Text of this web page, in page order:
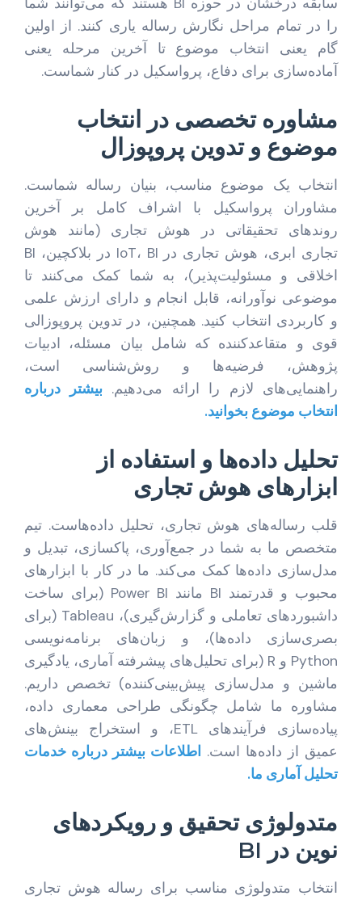
را در تمام مراحل نگارش رساله یاری کنند. از اولین
گام یعنی انتخاب موضوع تا آخرین مرحله یعنی
آماده‌سازی برای دفاع، پرواسکیل در کنار شماست.
مشاوره تخصصی در انتخاب
موضوع و تدوین پروپوزال
انتخاب یک موضوع مناسب، بنیان رساله شماست.
مشاوران پرواسکیل با اشراف کامل بر آخرین
روندهای تحقیقاتی در هوش تجاری (مانند هوش
تجاری ابری، هوش تجاری در IoT، BI در بلاکچین، BI
اخلاقی و مسئولیت‌پذیر)، به شما کمک می‌کنند تا
موضوعی نوآورانه، قابل انجام و دارای ارزش علمی
و کاربردی انتخاب کنید. همچنین، در تدوین پروپوزالی
قوی و متقاعدکننده که شامل بیان مسئله، ادبیات
پژوهش، فرضیه‌ها و روش‌شناسی است،
راهنمایی‌های لازم را ارائه می‌دهیم.بیشتر درباره
انتخاب موضوع بخوانید.
تحلیل داده‌ها و استفاده از
ابزارهای هوش تجاری
قلب رساله‌های هوش تجاری، تحلیل داده‌هاست. تیم
متخصص ما به شما در جمع‌آوری، پاکسازی، تبدیل و
مدل‌سازی داده‌ها کمک می‌کند. ما در کار با ابزارهای
محبوب و قدرتمند BI مانند Power BI (برای ساخت
داشبوردهای تعاملی و گزارش‌گیری)، Tableau (برای
بصری‌سازی داده‌ها)، و زبان‌های برنامه‌نویسی
Python و R (برای تحلیل‌های پیشرفته آماری، یادگیری
ماشین و مدل‌سازی پیش‌بینی‌کننده) تخصص داریم.
مشاوره ما شامل چگونگی طراحی معماری داده،
پیاده‌سازی فرآیندهای ETL، و استخراج بینش‌های
عمیق از داده‌ها است. اطلاعات بیشتر درباره خدمات
تحلیل آماری ما.
متدولوژی تحقیق و رویکردهای
نوین در BI
انتخاب متدولوژی مناسب برای رساله هوش تجاری